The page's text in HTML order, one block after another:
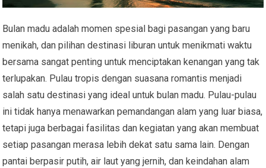
Bulan madu adalah momen spesial bagi pasangan yang baru
menikah, dan pilihan destinasi liburan untuk menikmati waktu
bersama sangat penting untuk menciptakan kenangan yang tak
terlupakan. Pulau tropis dengan suasana romantis menjadi
salah satu destinasi yang ideal untuk bulan madu. Pulau-pulau
ini tidak hanya menawarkan pemandangan alam yang luar biasa,
tetapi juga berbagai fasilitas dan kegiatan yang akan membuat
setiap pasangan merasa lebih dekat satu sama lain. Dengan
pantai berpasir putih, air laut yang jernih, dan keindahan alam